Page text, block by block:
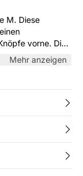
vorne. Die
Schicht
passendem
Mehr anzeigen